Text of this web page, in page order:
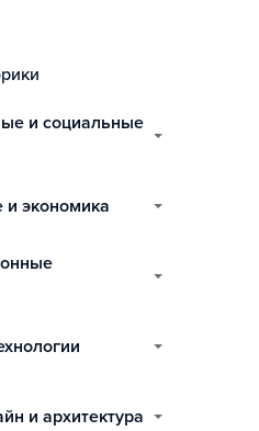
и экономика
и архитектура